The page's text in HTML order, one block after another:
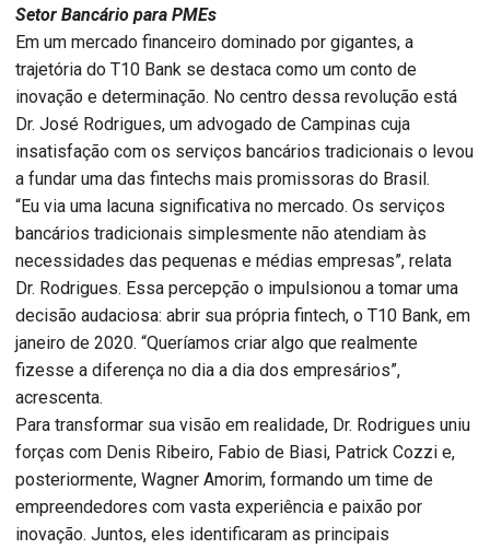
Setor Bancário para PMEs
Em um mercado financeiro dominado por gigantes, a
trajetória do T10 Bank se destaca como um conto de
inovação e determinação. No centro dessa revolução está
Dr. José Rodrigues, um advogado de Campinas cuja
insatisfação com os serviços bancários tradicionais o levou
a fundar uma das fintechs mais promissoras do Brasil.
“Eu via uma lacuna significativa no mercado. Os serviços
bancários tradicionais simplesmente não atendiam às
necessidades das pequenas e médias empresas”, relata
Dr. Rodrigues. Essa percepção o impulsionou a tomar uma
decisão audaciosa: abrir sua própria fintech, o T10 Bank, em
janeiro de 2020. “Queríamos criar algo que realmente
fizesse a diferença no dia a dia dos empresários”,
acrescenta.
Para transformar sua visão em realidade, Dr. Rodrigues uniu
forças com Denis Ribeiro, Fabio de Biasi, Patrick Cozzi e,
posteriormente, Wagner Amorim, formando um time de
empreendedores com vasta experiência e paixão por
inovação. Juntos, eles identificaram as principais